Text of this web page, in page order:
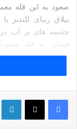
صعود به این قله
ییلاق زیبای
چشمه های پر آب در
فصلی به قله
قصدصعودبه قله
صعود و سپس راهی
کله قندی یا قند کله
در نزدیکی این قله
میشود که متعلق به